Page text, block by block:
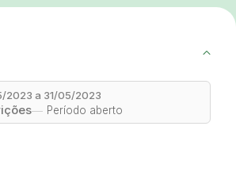
2023 a 31/05/2023
Período aberto